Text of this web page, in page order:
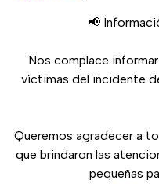
📢
Nos complace
víctimas del incidente
Queremos agradecer a
que brindaron las
pequeñas